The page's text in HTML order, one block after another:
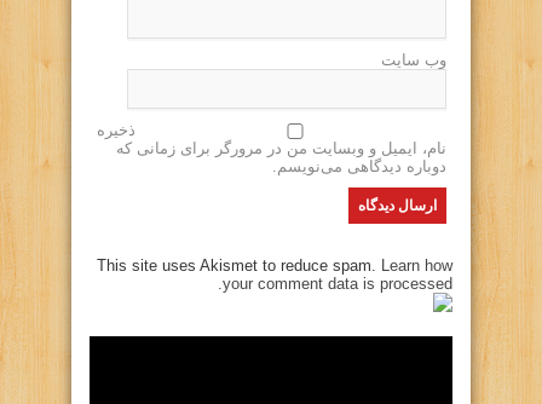
وب سایت
ذخیره
نام، ایمیل و وبسایت من در مرورگر برای زمانی که
دوباره دیدگاهی می‌نویسم.
This site uses Akismet to reduce spam. Learn how
your comment data is processed.